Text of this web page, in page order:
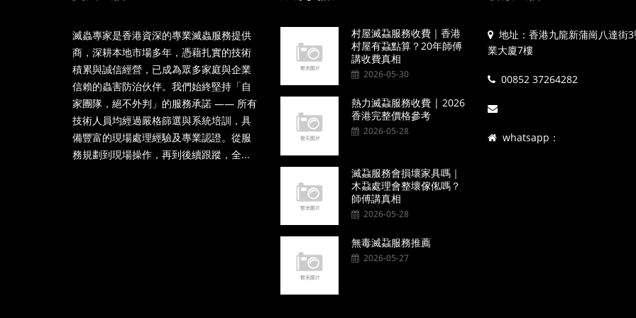
滅蟲專家是香港資深的專業滅蟲服務提供
商，深耕本地市場多年，憑藉扎實的技術
積累與誠信經營，已成為眾多家庭與企業
信賴的蟲害防治伙伴。我們始終堅持「自
家團隊，絕不外判」的服務承諾 —— 所有
技術人員均經過嚴格篩選與系統培訓，具
備豐富的現場處理經驗及專業認證。從服
務規劃到現場操作，再到後續跟蹤，全...
村屋滅蝨服務收費｜香港
村屋有蝨點算？20年師傅
講收費真相
2026-05-30
熱力滅蝨服務收費 | 2026
香港完整價格參考
2026-05-28
滅蝨服務會損壞家具嗎｜
木蝨處理會整壞傢俬嗎？
師傅講真相
2026-05-28
無毒滅蝨服務推薦
2026-05-27
地址：香港九龍新蒲崗八達街
業大廈7樓
00852 37264282
whatsapp：